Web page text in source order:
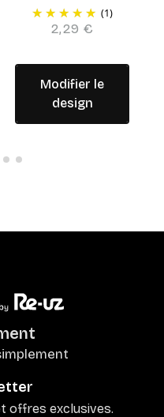
(1)
2,29 €
Modifier le
design
offres exclusives.